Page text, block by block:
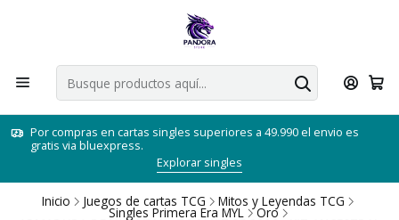
Por compras en cartas singles superiores a 49.990 el envio es
gratis via bluexpress.
Explorar singles
Inicio Juegos de cartas TCG Mitos y Leyendas TCG
Singles Primera Era MYL Oro